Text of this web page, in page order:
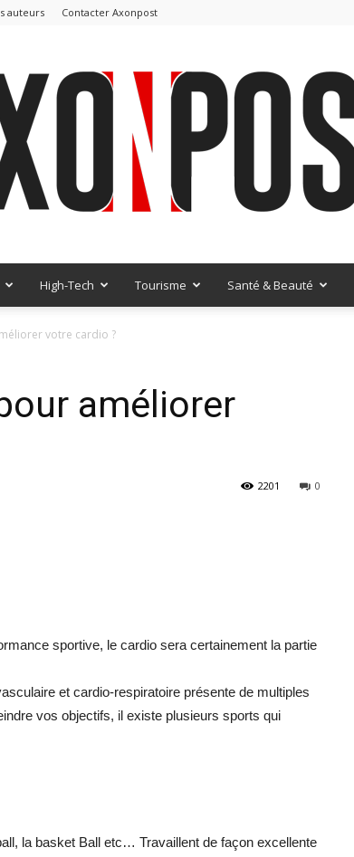
auteurs Contacter Axonpost
High-Tech Tourisme Santé & Beauté
votre cardio ?
améliorer
0
2201
sportive, le cardio sera certainement la partie
et cardio-respiratoire présente de multiples
vos objectifs, il existe plusieurs sports qui
la basket Ball etc… Travaillent de façon excellente